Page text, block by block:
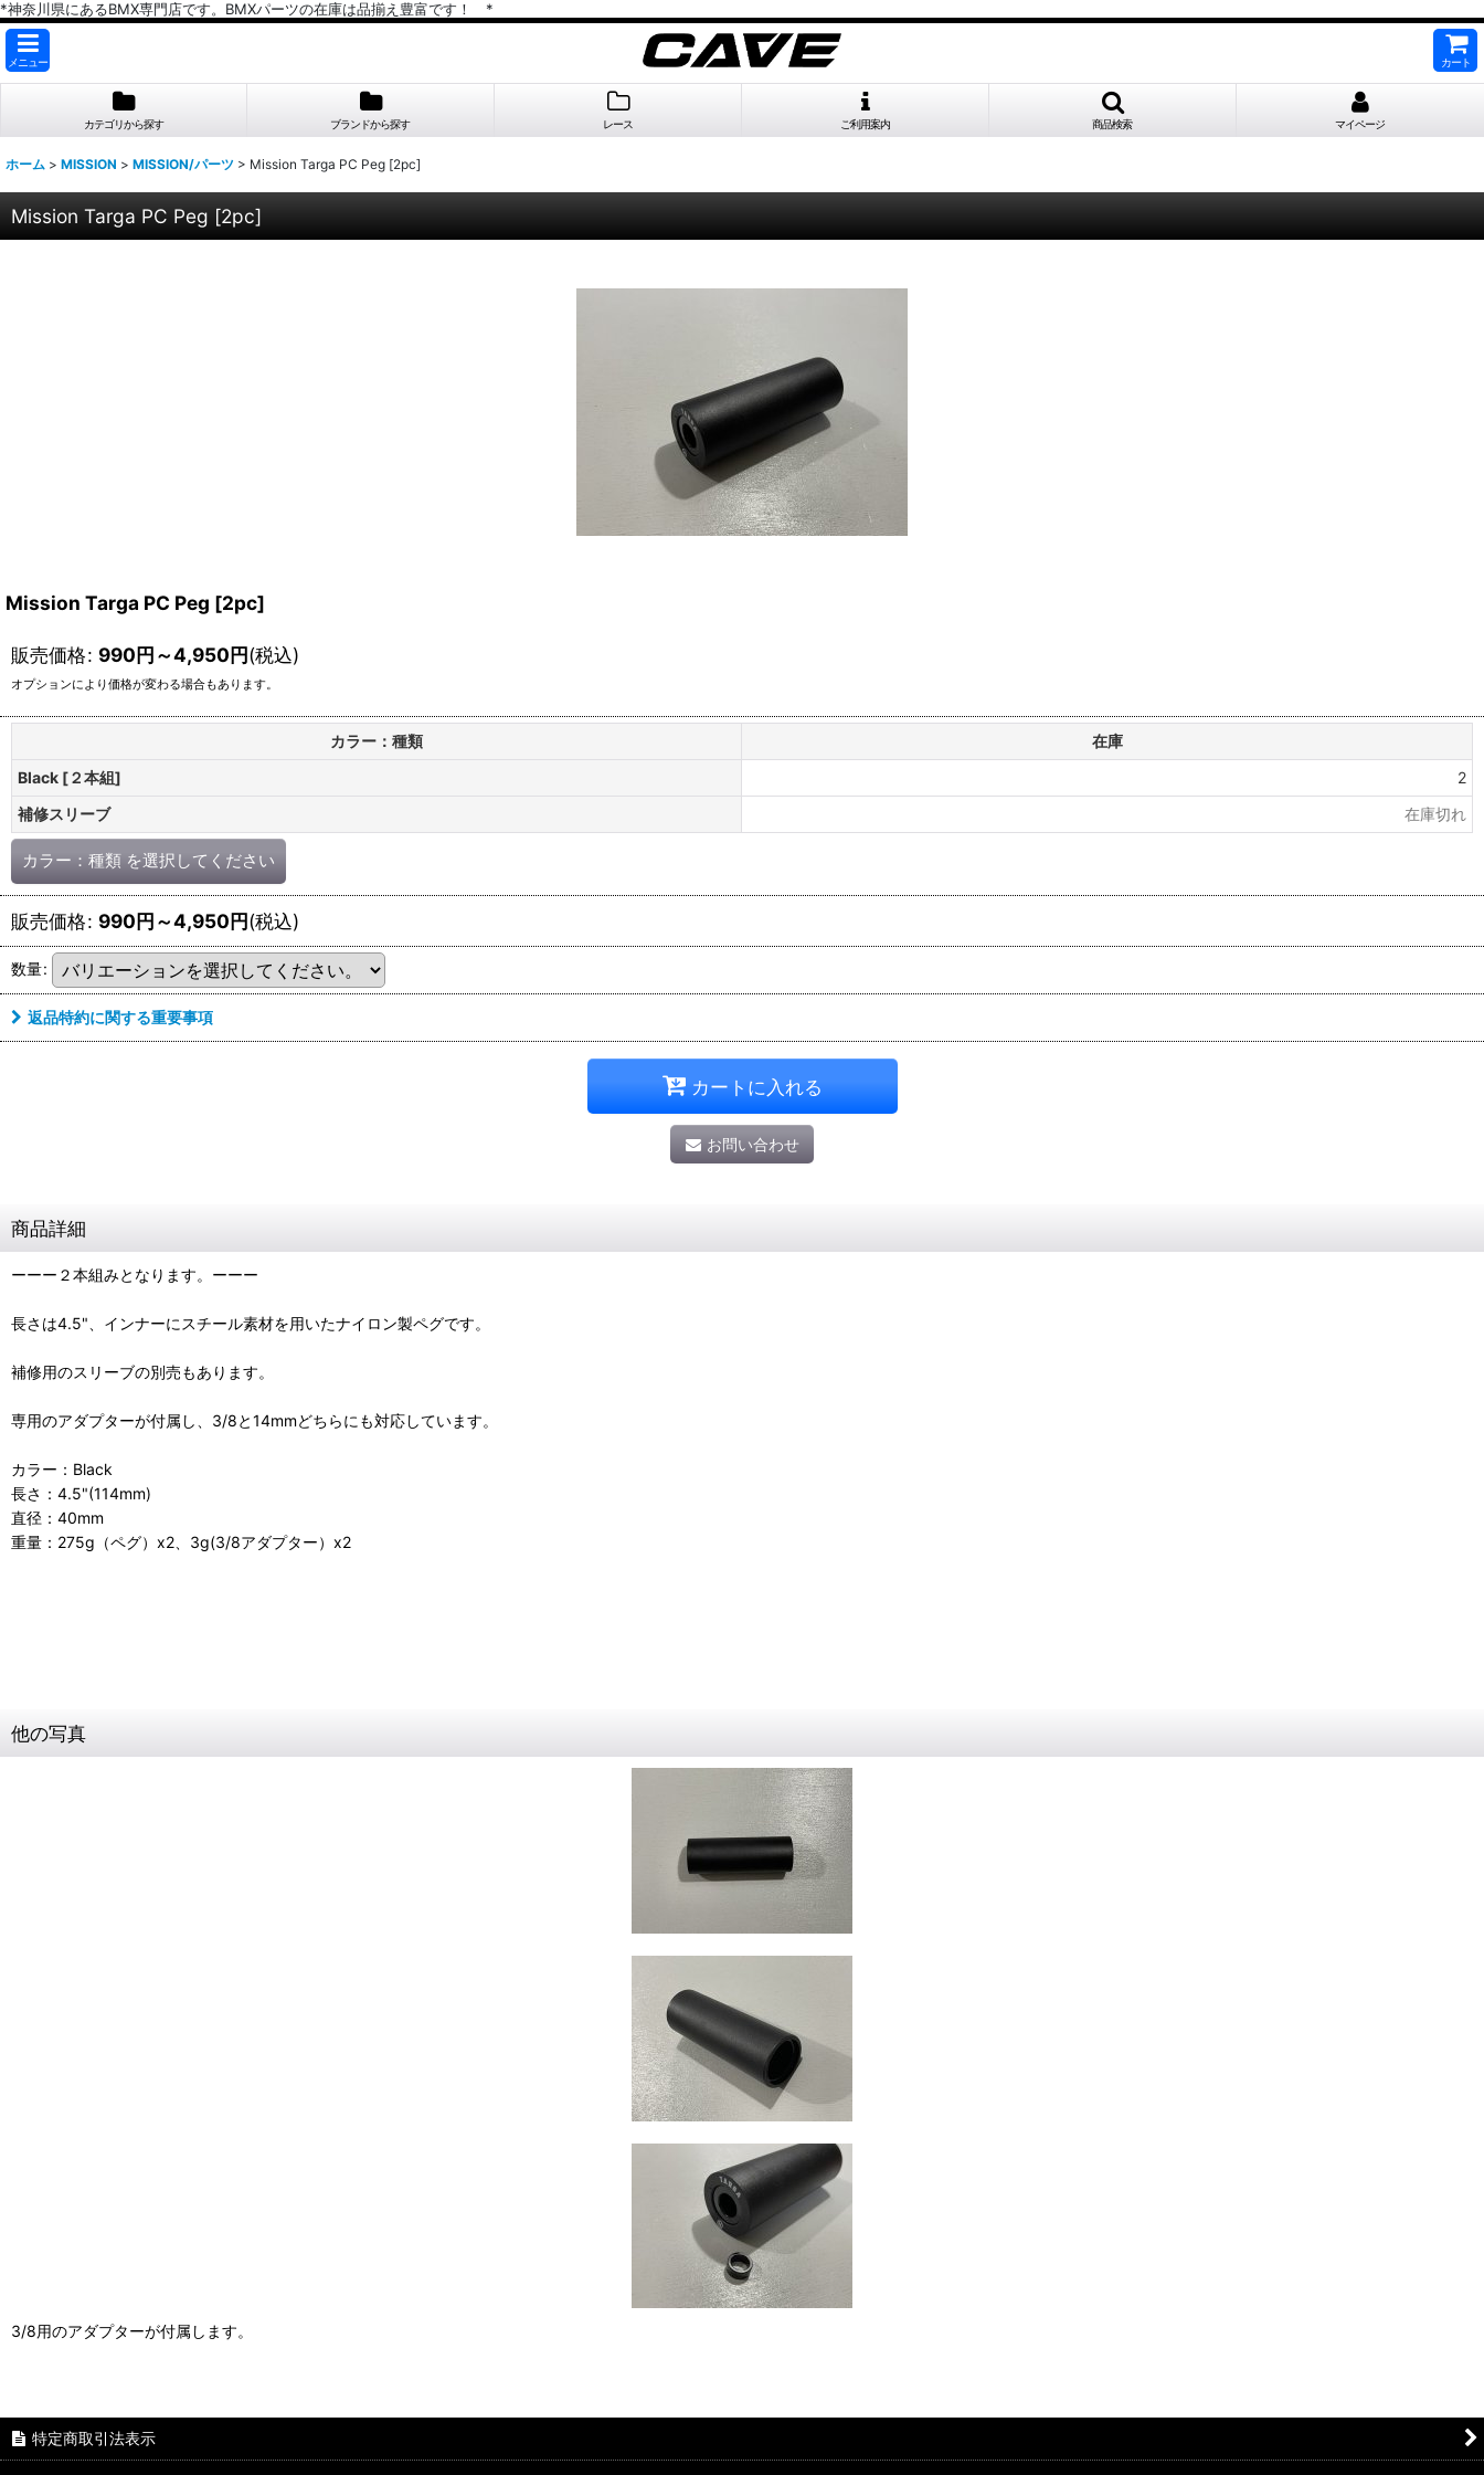
*神奈川県にあるBMX専門店です。BMXパーツの在庫は品揃え豊富です！ *
メニュー カート
カテゴリから探す ブランドから探す レース ご利用案内 商品検索 マイページ
ホーム > MISSION > MISSION/パーツ > Mission Targa PC Peg [2pc]
Mission Targa PC Peg [2pc]
Mission Targa PC Peg [2pc]
販売価格: 990円～4,950円(税込)
オプションにより価格が変わる場合もあります。
カラー：種類
在庫
Black [２本組]
2
補修スリーブ
在庫切れ
カラー：種類 を選択してください
販売価格: 990円～4,950円(税込)
数量:
返品特約に関する重要事項
カートに入れる
お問い合わせ
商品詳細
ーーー２本組みとなります。ーーー
長さは4.5"、インナーにスチール素材を用いたナイロン製ペグです。
補修用のスリーブの別売もあります。
専用のアダプターが付属し、3/8と14mmどちらにも対応しています。
カラー：Black
長さ：4.5"(114mm)
直径：40mm
重量：275g（ペグ）x2、3g(3/8アダプター）x2
他の写真
3/8用のアダプターが付属します。
特定商取引法表示